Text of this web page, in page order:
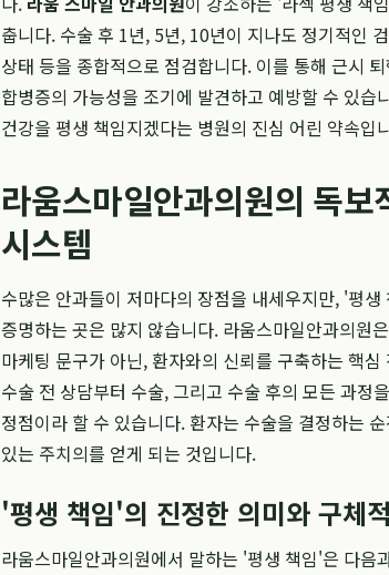
춥니다. 수술 후 1년, 5년, 10년이 지나도 정기적인
상태 등을 종합적으로 점검합니다. 이를 통해 근시
합병증의 가능성을 조기에 발견하고 예방할 수 있습
건강을 평생 책임지겠다는 병원의 진심 어린 약속입
라움스마일안과의원의 독
시스템
수많은 안과들이 저마다의 장점을 내세우지만, '평
증명하는 곳은 많지 않습니다. 라움스마일안과의원
마케팅 문구가 아닌, 환자와의 신뢰를 구축하는 핵
수술 전 상담부터 수술, 그리고 수술 후의 모든 과정
정점이라 할 수 있습니다. 환자는 수술을 결정하는
있는 주치의를 얻게 되는 것입니다.
'평생 책임'의 진정한 의미와 구체
라움스마일안과의원에서 말하는 '평생 책임'은 다음